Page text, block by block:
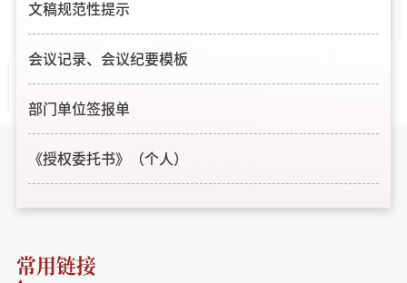
文稿规范性提示
会议记录、会议纪要模板
部门单位签报单
《授权委托书》（个人）
常用链接